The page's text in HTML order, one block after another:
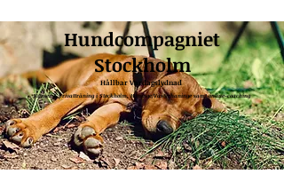
Hundcompagniet
Stockholm
Hållbar Vardagslydnad
Kurser & privatträning i Stockholm, Haninge/Västerhaningesamt online-coaching